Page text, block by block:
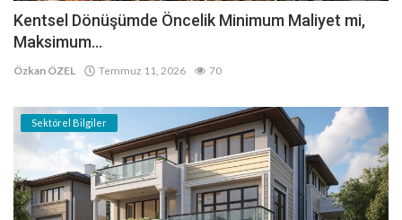
Kentsel Dönüşümde Öncelik Minimum Maliyet mi,
Maksimum...
Özkan ÖZEL Temmuz 11, 2026 70
Sektörel Bilgiler